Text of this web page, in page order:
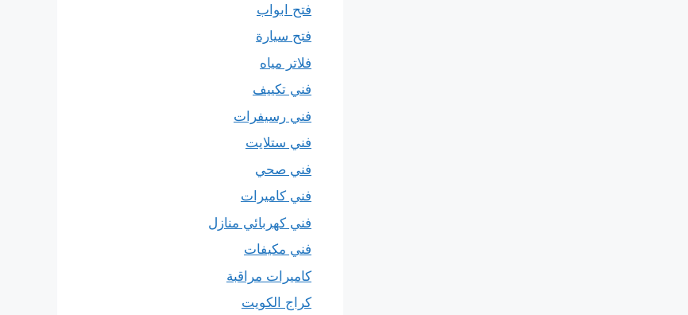
فتح ابواب
فتح سيارة
فلاتر مياه
فني تكييف
فني رسيفرات
فني ستلايت
فني صحي
فني كاميرات
فني كهربائي منازل
فني مكيفات
كاميرات مراقبة
كراج الكويت